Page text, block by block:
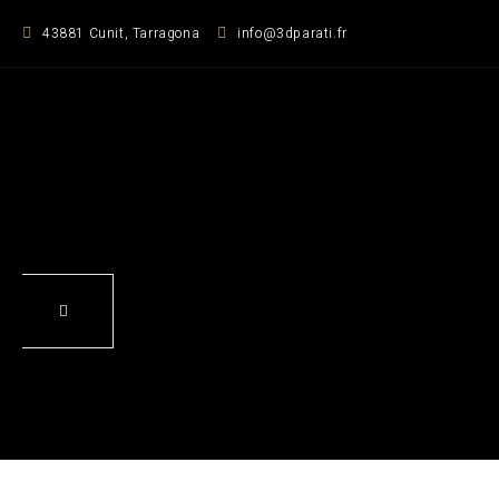
Inhalt 43881 Cunit, Tarragona info@3dparati.fr